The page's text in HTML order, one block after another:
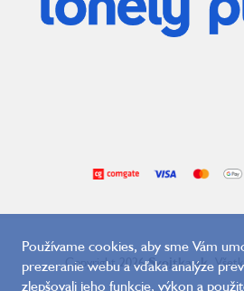
Používame cookies, aby sme Vám
prezeranie webu a vďaka analýze
zlepšovali jeho funkcie, výkon a
Copyright 2026Svojtka.sk.